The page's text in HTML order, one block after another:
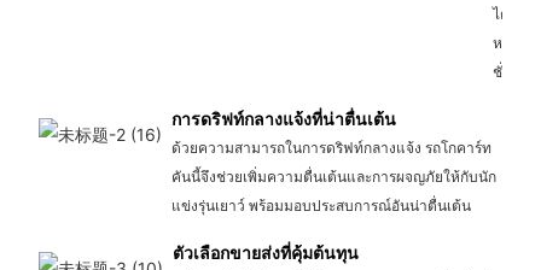
ได้นาน
หลาย
ชั่วโมง
การดริฟท์กลางแจ้งที่น่าตื่นเต้น
ด้วยความสามารถในการดริฟท์กลางแจ้ง รถโกคาร์ท
คันนี้จึงช่วยเพิ่มความตื่นเต้นและการผจญภัยให้กับนัก
แข่งรุ่นเยาว์ พร้อมมอบประสบการณ์อันน่าตื่นเต้น
ตัวเลือกขายส่งที่คุ้มต้นทุน